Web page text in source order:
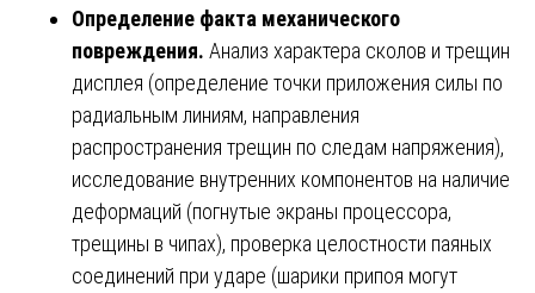
Определение факта механического
повреждения. Анализ характера сколов и трещин
дисплея (определение точки приложения силы по
радиальным линиям, направления
распространения трещин по следам напряжения),
исследование внутренних компонентов на наличие
деформаций (погнутые экраны процессора,
трещины в чипах), проверка целостности паяных
соединений при ударе (шарики припоя могут